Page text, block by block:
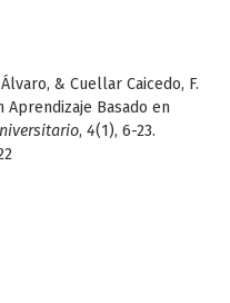
& Cuellar Caicedo, F.
Basado en
, 4(1), 6-23.